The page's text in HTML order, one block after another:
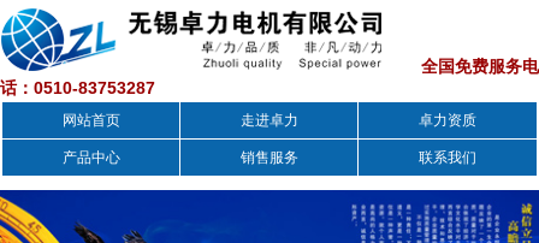
全国免费服务电
话：0510-83753287
网站首页 走进卓力 卓力资质
产品中心 销售服务 联系我们